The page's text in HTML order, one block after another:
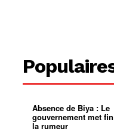
grandes
pluies
Échec au
Le père
pasteur
L’État
Absence de Biya : Le
gouvernement met
la rumeur